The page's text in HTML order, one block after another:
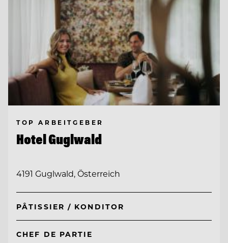
TOP ARBEITGEBER
Hotel Guglwald
4191 Guglwald, Österreich
PÂTISSIER / KONDITOR
CHEF DE PARTIE